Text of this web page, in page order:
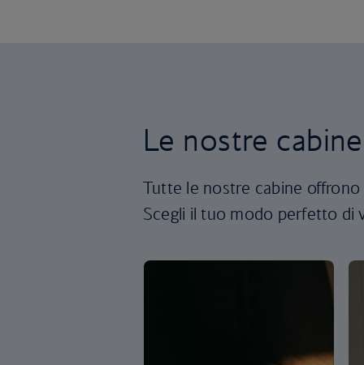
Le nostre cabine
Tutte le nostre cabine
Scegli il tuo modo perfetto di